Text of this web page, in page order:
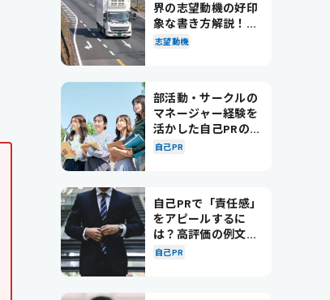
界の志望動機の好印
象な書き方解説！パ
ターン別の例文も紹
志望動機
部活動・サークルの
マネージャー経験を
活かした自己PRの書
き方を徹底解説！
自己PR
自己PRで「責任感」
をアピールするに
は？高評価の例文も
紹介！
自己PR